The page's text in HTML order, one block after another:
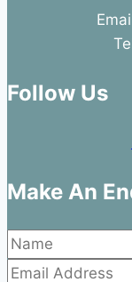
Follow Us
Make An